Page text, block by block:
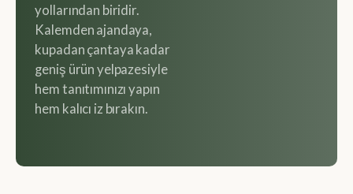
yollarından biridir.
Kalemden ajandaya,
kupadan çantaya kadar
geniş ürün yelpazesiyle
hem tanıtımınızı yapın
hem kalıcı iz bırakın.